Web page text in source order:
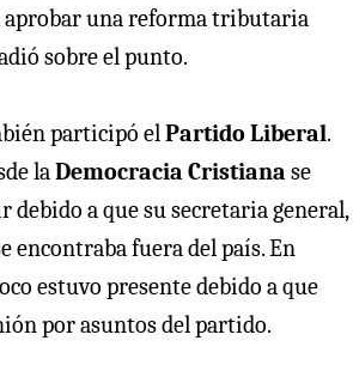
aprobar una reforma tributaria
sobre el punto.
participó elPartido Liberal.
laDemocracia Cristiana se
debido a que su secretaria general,
encontraba fuera del país. En
estuvo presente debido a que
por asuntos del partido.